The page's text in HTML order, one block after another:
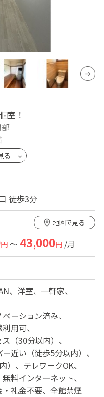
室！
分と便利な立地
もすぐ近く
(キッチン、トイレ、シ
にか長く住んでいます。
る
徒歩3分
地図で見る
円～ 43,000円/月
洋室
一軒家
ベーション済み
利用可
（30分以内）
近い（徒歩5分以内）
）
テレワークOK
無料インターネット
・礼金不要 全館禁煙